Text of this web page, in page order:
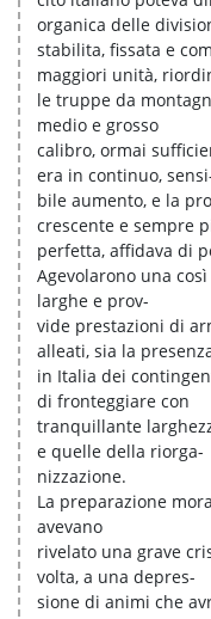
organica delle
stabilita, fissata e
maggiori unità,
le truppe da
medio e grosso
calibro, ormai
era in continuo,
bile aumento, e la
crescente e sempre
perfetta, affidava di
Agevolarono una
larghe e prov-
vide prestazioni di
alleati, sia la
in Italia dei
di fronteggiare con
tranquillante
e quelle della riorga-
nizzazione.
La preparazione
avevano
rivelato una grave
volta, a una depres-
sione di animi che